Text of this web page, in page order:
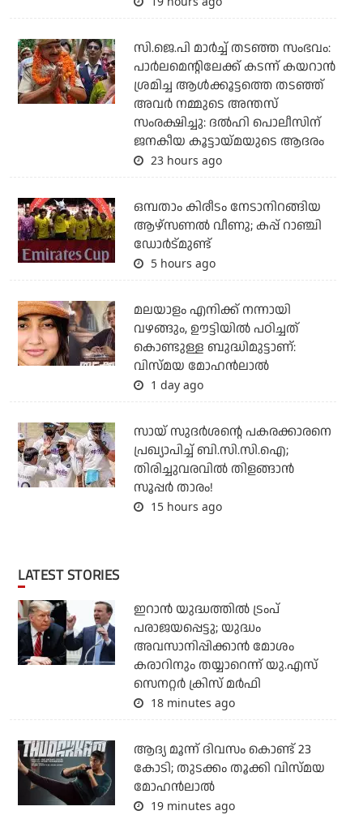
സി.ജെ.പി മാര്‍ച്ച് തടഞ്ഞ സംഭവം:
പാര്‍ലമെന്റിലേക്ക് കടന്ന് കയറാന്‍
ശ്രമിച്ച ആള്‍ക്കൂട്ടത്തെ തടഞ്ഞ്
അവര്‍ നമ്മുടെ അന്തസ്
സംരക്ഷിച്ചു: ദല്‍ഹി പൊലീസിന്
ജനകീയ കൂട്ടായ്മയുടെ ആദരം
23 hours ago
ഒമ്പതാം കിരീടം നേടാനിറങ്ങിയ
ആഴ്സണല്‍ വീണു; കപ്പ് റാഞ്ചി
ഡോര്‍ട്മുണ്ട്
5 hours ago
മലയാളം എനിക്ക് നന്നായി
വഴങ്ങും, ഊട്ടിയില്‍ പഠിച്ചത്
കൊണ്ടുള്ള ബുദ്ധിമുട്ടാണ്:
വിസ്മയ മോഹന്‍ലാല്‍
1 day ago
സായ് സുദര്‍ശന്റെ പകരക്കാരനെ
പ്രഖ്യാപിച്ച് ബി.സി.സി.ഐ;
തിരിച്ചുവരവില്‍ തിളങ്ങാന്‍
സൂപ്പര്‍ താരം!
15 hours ago
LATEST STORIES
ഇറാന്‍ യുദ്ധത്തില്‍ ട്രംപ്
പരാജയപ്പെട്ടു; യുദ്ധം
അവസാനിപ്പിക്കാന്‍ മോശം
കരാറിനും തയ്യാറെന്ന് യു.എസ്
സെനറ്റര്‍ ക്രിസ് മര്‍ഫി
18 minutes ago
ആദ്യ മൂന്ന് ദിവസം കൊണ്ട് 23
കോടി; തുടക്കം തൂക്കി വിസ്മയ
മോഹന്‍ലാല്‍
19 minutes ago